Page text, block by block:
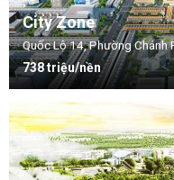
City Zone
Quốc Lộ 14, Phường Chánh
738 triệu/nền